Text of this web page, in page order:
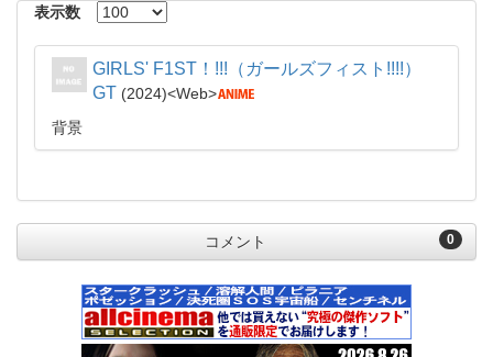
表示数
GIRLS' F1ST！!!!（ガールズフィスト!!!!）
GT
2024
Web
背景
0
コメント